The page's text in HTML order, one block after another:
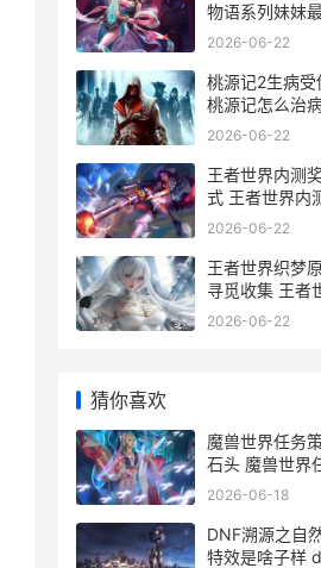
物语系列妹妹
了
2026-06-22
桃源记2生病受
桃源记怎么治
2026-06-22
王者世界内测
式 王者世界内
领
2026-06-22
王者世界织梦
寻觅收集 王者
野藏宝图
2026-06-22
猜你喜欢
魔兽世界任务
石头 魔兽世界
2026-06-18
DNF溯源之自
特效是啥子样